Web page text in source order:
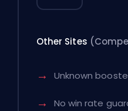
Other Sites
Unknown
No win rate